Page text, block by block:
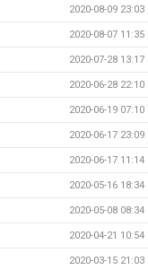
2020-08-09 23:03
2020-08-07 11:35
2020-07-28 13:17
2020-06-28 22:10
2020-06-19 07:10
2020-06-17 23:09
2020-06-17 11:14
2020-05-16 18:34
2020-05-08 08:34
2020-04-21 10:54
2020-03-15 21:03